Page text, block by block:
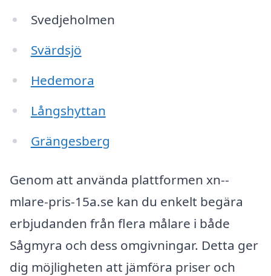
Svedjeholmen
Svärdsjö
Hedemora
Långshyttan
Grängesberg
Genom att använda plattformen xn--
mlare-pris-15a.se kan du enkelt begära
erbjudanden från flera målare i både
Sågmyra och dess omgivningar. Detta ger
dig möjligheten att jämföra priser och